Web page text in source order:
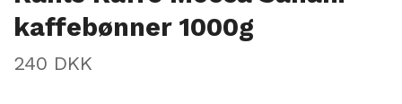
kaffebønner 1000g
240 DKK